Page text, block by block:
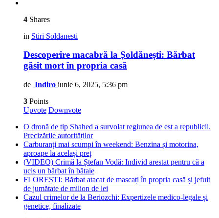
4 Shares
in Stiri Soldanesti
Descoperire macabră la Șoldănești: Bărbat
găsit mort în propria casă
de Indiro iunie 6, 2025, 5:36 pm
3 Points
Upvote Downvote
O dronă de tip Shahed a survolat regiunea de est a republicii.
Precizările autorităților
Carburanți mai scumpi în weekend: Benzina și motorina,
aproape la același preț
(VIDEO) Crimă la Ștefan Vodă: Individ arestat pentru că a
ucis un bărbat în bătaie
FLOREȘTI: Bărbat atacat de mascați în propria casă și jefuit
de jumătate de milion de lei
Cazul crimelor de la Beriozchi: Expertizele medico-legale și
genetice, finalizate